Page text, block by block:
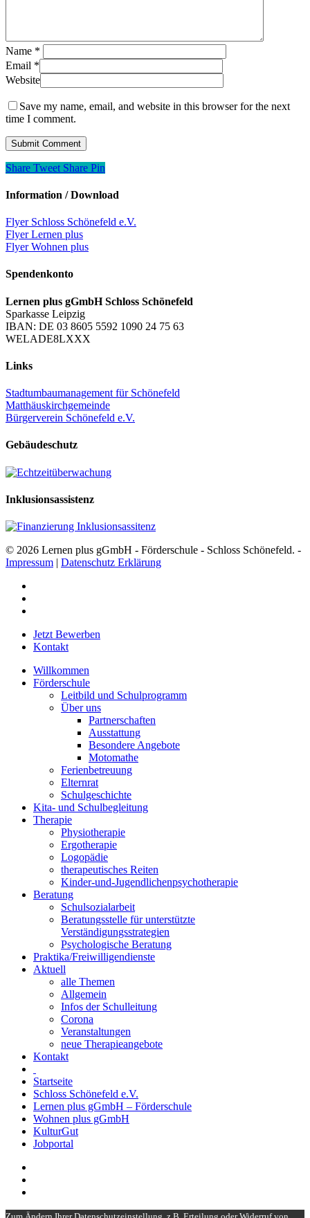
Name *
Email *
Website
Save my name, email, and website in this browser for the next
time I comment.
Share Tweet Share Pin
Information / Download
Flyer Schloss Schönefeld e.V.
Flyer Lernen plus
Flyer Wohnen plus
Spendenkonto
Lernen plus gGmbH Schloss Schönefeld
Sparkasse Leipzig
IBAN: DE 03 8605 5592 1090 24 75 63
WELADE8LXXX
Links
Stadtumbaumanagement für Schönefeld
Matthäuskirchgemeinde
Bürgerverein Schönefeld e.V.
Gebäudeschutz
Inklusionsassistenz
© 2026 Lernen plus gGmbH - Förderschule - Schloss Schönefeld. -
Impressum | Datenschutz Erklärung
Close
Menu
Jetzt Bewerben
Kontakt
Willkommen
Förderschule
Leitbild und Schulprogramm
Über uns
Partnerschaften
Ausstattung
Besondere Angebote
Motomathe
Ferienbetreuung
Elternrat
Schulgeschichte
Kita- und Schulbegleitung
Therapie
Physiotherapie
Ergotherapie
Logopädie
therapeutisches Reiten
Kinder-und-Jugendlichenpsychotherapie
Beratung
Schulsozialarbeit
Beratungsstelle für unterstützte
Verständigungsstrategien
Psychologische Beratung
Praktika/Freiwilligendienste
Aktuell
alle Themen
Allgemein
Infos der Schulleitung
Corona
Veranstaltungen
neue Therapieangebote
Kontakt
Startseite
Schloss Schönefeld e.V.
Lernen plus gGmbH – Förderschule
Wohnen plus gGmbH
KulturGut
Jobportal